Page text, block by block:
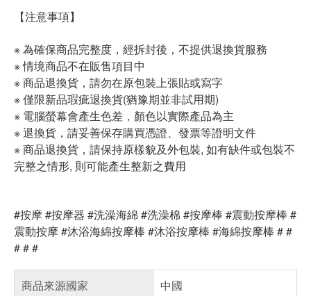
【注意事項】
※ 為確保商品完整度，經拆封後，不提供退換貨服務
※ 情境商品不在販售項目中
※ 商品退換貨，請勿在原包裝上張貼或寫字
※ 僅限新品瑕疵退換貨(猶豫期並非試用期)
※ 電腦螢幕會產生色差，顏色以實際產品為主
※ 退換貨，請妥善保存購買憑證、發票等證明文件
※ 商品退換貨，請保持原樣貌及外包裝, 如有缺件或包裝不
完整之情形, 則可能產生整新之費用
#按摩 #按摩器 #洗澡海綿 #洗澡棉 #按摩棒 #震動按摩棒 #
震動按摩 #沐浴海綿按摩棒 #沐浴按摩棒 #海綿按摩棒 # #
# # #
商品來源國家
中國